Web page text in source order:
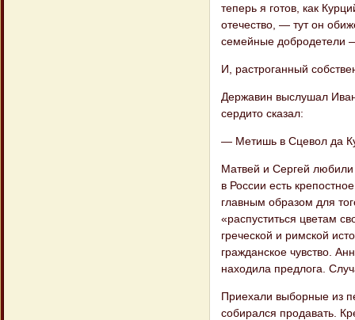
теперь я готов, как
отечество, — тут он
семейные добродетели
И, растроганный
Державин выслушал
сердито сказал:
— Метишь в Сцевол да
Матвей и Сергей любили
в России есть
главным образом для
«распуститься цветам
греческой и римской
гражданское чувство.
находила предлога.
Приехали выборные из
собирался продавать.